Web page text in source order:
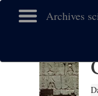
Archives